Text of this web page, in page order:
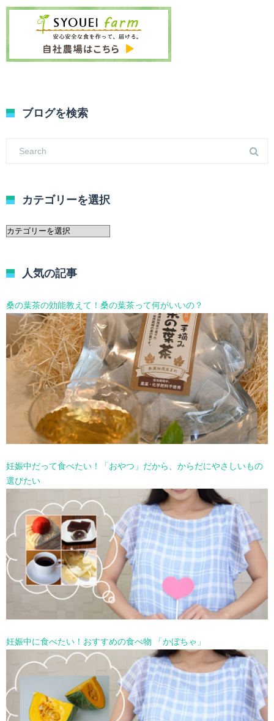
ブログを検索
カテゴリーを選択
カ
ー
選
択
人気の記事
桑の葉茶の効能教えて！桑の葉茶って何がいいの？
妊娠中だって食べたい！「おやつ」だから、からだにやさしいもの
選びたい
妊娠中に食べたい！おすすめの食べ物 「かぼちゃ」